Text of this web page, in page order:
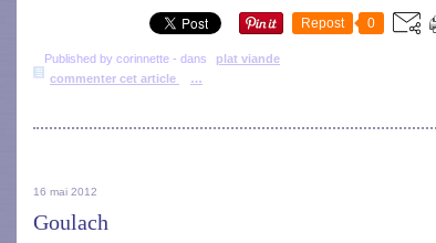
Repost 0
Published by corinnette - dans
plat viande
commenter cet article
…
16 mai 2012
Goulach